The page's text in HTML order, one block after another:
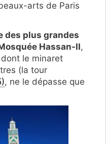
arts de Paris
des plus grandes
Hassan-II,
le minaret
(la tour
, ne le dépasse que